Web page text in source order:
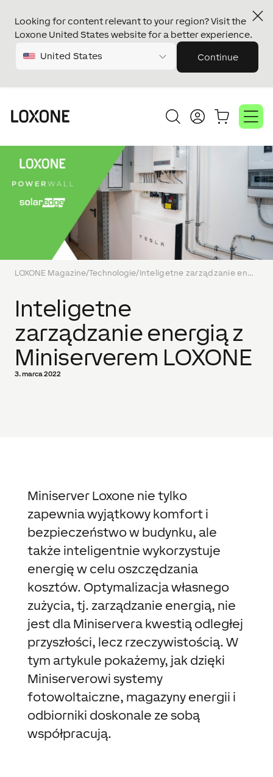
Looking for content relevant to your region? Visit the
Loxone United States website for a better experience.
United States Continue
LOXONE Magazine/Technologie/ Inteligetne zarządzanie energią z Miniserverem LOXONE
Inteligetne
zarządzanie energią z
Miniserverem LOXONE
3. marca 2022
Miniserver Loxone nie tylko
zapewnia wyjątkowy komfort i
bezpieczeństwo w budynku, ale
także inteligentnie wykorzystuje
energię w celu oszczędzania
kosztów. Optymalizacja własnego
zużycia, tj. zarządzanie energią, nie
jest dla Miniservera kwestią odległej
przyszłości, lecz rzeczywistością. W
tym artykule pokażemy, jak dzięki
Miniserverowi systemy
fotowoltaiczne, magazyny energii i
odbiorniki doskonale ze sobą
współpracują.